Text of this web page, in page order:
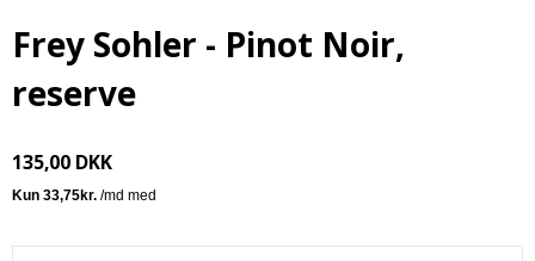
Frey Sohler - Pinot Noir,
reserve
135,00 DKK